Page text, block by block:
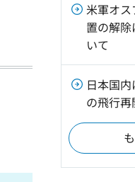
米軍オ
置の解
いて
日本国
の飛行